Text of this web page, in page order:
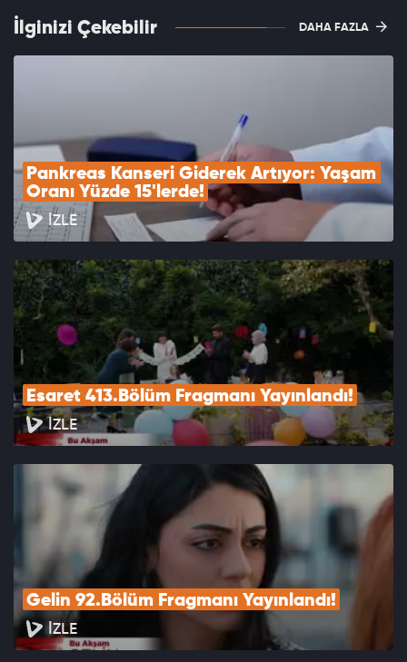
İlginizi Çekebilir DAHA FAZLA
Pankreas Kanseri Giderek Artıyor: Yaşam
Oranı Yüzde 15'lerde!
İZLE
Esaret 413.Bölüm Fragmanı Yayınlandı!
İZLE
Gelin 92.Bölüm Fragmanı Yayınlandı!
İZLE